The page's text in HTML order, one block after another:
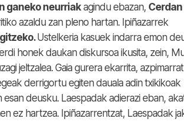
ganeko neurriakagindu ebazan, Cerdan
azaldu zan pleno hartan. Ipiñazarrek
Ustelkeria kasuek indarra emon
honek daukan diskursoa ikusita, zein,
jeltzalea. Gaia gurera ekarrita,
derrigortu egiten dauala adin txikikoak
deusku. Laespadak adierazi eban,
ez hartzea. Ipiñazarrentzat, Laespadak